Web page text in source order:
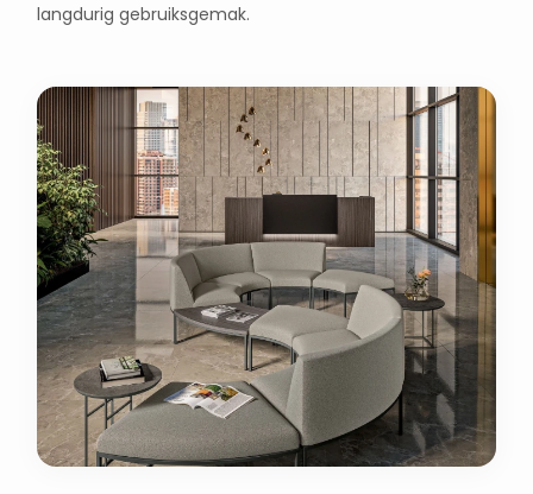
langdurig gebruiksgemak.